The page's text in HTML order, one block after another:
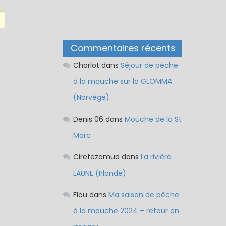
Commentaires récents
Charlot dansSéjour de pêche
à la mouche sur la GLOMMA
(Norvège)
Denis 06 dansMouche de la St
Marc
Ciretezamud dansLa rivière
LAUNE (Irlande)
Flou dansMa saison de pêche
à la mouche 2024 – retour en